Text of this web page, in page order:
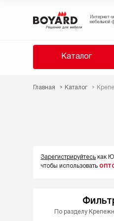
Интернет-
мебельной
Каталог
Главная Каталог
Зарегистрируйтесь как
чтобы использовать
По разделу